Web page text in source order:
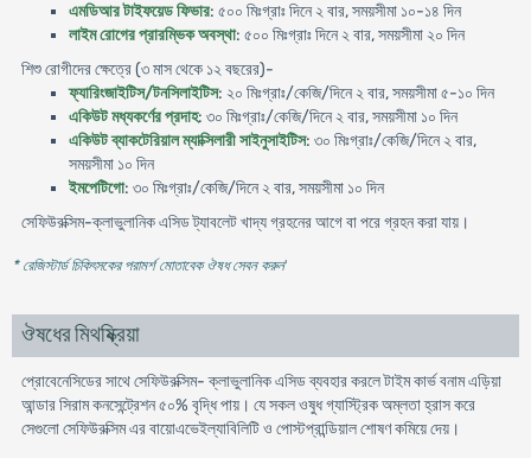
এমডিআর টাইফয়েড ফিভার: ৫০০ মিঃগ্রাঃ দিনে ২ বার, সময়সীমা ১০-১৪ দিন
লাইম রোগের প্রারম্ভিক অবস্থা: ৫০০ মিঃগ্রাঃ দিনে ২ বার, সময়সীমা ২০ দিন
শিশু রোগীদের ক্ষেত্রে (৩ মাস থেকে ১২ বছরের)-
ফ্যারিংজাইটিস/টনসিলাইটিস: ২০ মিঃগ্রাঃ/কেজি/দিনে ২ বার, সময়সীমা ৫-১০ দিন
একিউট মধ্যকর্ণের প্রদাহ: ৩০ মিঃগ্রাঃ/কেজি/দিনে ২ বার, সময়সীমা ১০ দিন
একিউট ব্যাকটেরিয়াল ম্যাক্সিলারী সাইনুসাইটিস: ৩০ মিঃগ্রাঃ/কেজি/দিনে ২ বার,
সময়সীমা ১০ দিন
ইমপেটিগো: ৩০ মিঃগ্রাঃ/কেজি/দিনে ২ বার, সময়সীমা ১০ দিন
সেফিউরক্সিম-ক্লাভুলানিক এসিড ট্যাবলেট খাদ্য গ্রহনের আগে বা পরে গ্রহন করা যায়।
* রেজিস্টার্ড চিকিৎসকের পরামর্শ মোতাবেক ঔষধ সেবন করুন'
ঔষধের মিথষ্ক্রিয়া
প্রোবেনেসিডের সাথে সেফিউরক্সিম- ক্লাভুলানিক এসিড ব্যবহার করলে টাইম কার্ভ বনাম এড়িয়া
আন্ডার সিরাম কনসেন্ট্রেশন ৫০% বৃদ্ধি পায়। যে সকল ওষুধ গ্যাস্ট্রিক অম্লতা হ্রাস করে
সেগুলো সেফিউরক্সিম এর বায়োএভেইল্যাবিলিটি ও পোস্টপ্রান্ডিয়াল শোষণ কমিয়ে দেয়।